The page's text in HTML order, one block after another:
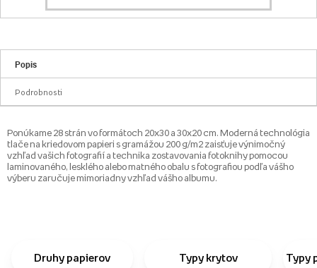
Popis
Podrobnosti
Ponúkame 28 strán vo formátoch 20x30 a 30x20 cm. Moderná technológia
tlače na kriedovom papieri s gramážou 200 g/m2 zaisťuje výnimočný
vzhľad vašich fotografií a technika zostavovania fotoknihy pomocou
laminovaného, ​​lesklého alebo matného obalu s fotografiou podľa vášho
výberu zaručuje mimoriadny vzhľad vášho albumu.
Druhy papierov Typy krytov Typy